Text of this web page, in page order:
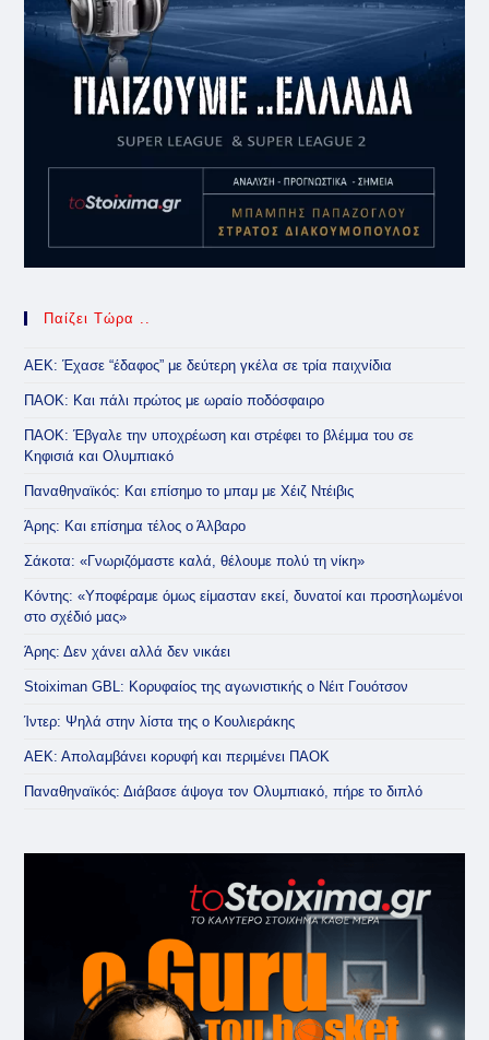
Παίζει Τώρα ..
ΑΕΚ: Έχασε “έδαφος” με δεύτερη γκέλα σε τρία παιχνίδια
ΠΑΟΚ: Και πάλι πρώτος με ωραίο ποδόσφαιρο
ΠΑΟΚ: Έβγαλε την υποχρέωση και στρέφει το βλέμμα του σε
Κηφισιά και Ολυμπιακό
Παναθηναϊκός: Και επίσημο το μπαμ με Χέιζ Ντέιβις
Άρης: Και επίσημα τέλος ο Άλβαρο
Σάκοτα: «Γνωριζόμαστε καλά, θέλουμε πολύ τη νίκη»
Κόντης: «Υποφέραμε όμως είμασταν εκεί, δυνατοί και προσηλωμένοι
στο σχέδιό μας»
Άρης: Δεν χάνει αλλά δεν νικάει
Stoiximan GBL: Κορυφαίος της αγωνιστικής ο Νέιτ Γουότσον
Ίντερ: Ψηλά στην λίστα της ο Κουλιεράκης
ΑΕΚ: Απολαμβάνει κορυφή και περιμένει ΠΑΟΚ
Παναθηναϊκός: Διάβασε άψογα τον Ολυμπιακό, πήρε το διπλό